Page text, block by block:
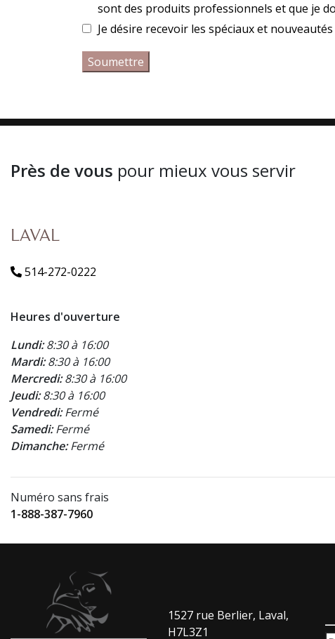
sont des produits professionnels et que je
Je désire recevoir les spéciaux et
Près de vous pour mieux vous servir
LAVAL
514-272-0222
Heures d'ouverture
Lundi:8:30 à 16:00
Mardi:8:30 à 16:00
Mercredi:8:30 à 16:00
Jeudi:8:30 à 16:00
Vendredi:Fermé
Samedi:Fermé
Dimanche:Fermé
Numéro sans frais
1-888-387-7960
1527 rue Berlier, Laval,
H7L3Z1